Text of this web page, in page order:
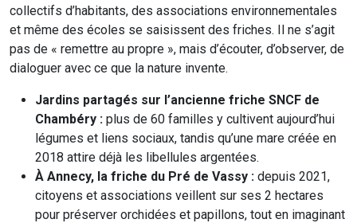
collectifs d’habitants, des associations environnementales
et même des écoles se saisissent des friches. Il ne s’agit
pas de « remettre au propre », mais d’écouter, d’observer, de
dialoguer avec ce que la nature invente.
Jardins partagés sur l’ancienne friche SNCF de
Chambéry : plus de 60 familles y cultivent aujourd’hui
légumes et liens sociaux, tandis qu’une mare créée en
2018 attire déjà les libellules argentées.
À Annecy, la friche du Pré de Vassy : depuis 2021,
citoyens et associations veillent sur ses 2 hectares
pour préserver orchidées et papillons, tout en imaginant